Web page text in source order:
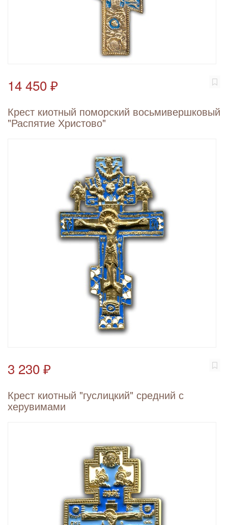
14 450 ₽
Крест киотный поморский восьмивершковый
"Распятие Христово"
3 230 ₽
Крест киотный "гуслицкий" средний с
херувимами